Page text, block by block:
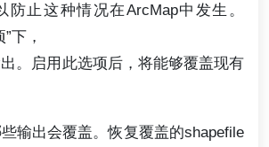
防止这种情况在ArcMap中发生。
下，
。启用此选项后，将能够覆盖现有
输出会覆盖。恢复覆盖的shapefile